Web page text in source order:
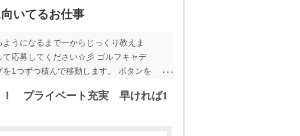
いてるお仕事
うになるまで一からじっくり教えま
て応募してください☆彡 ゴルフキャデ
1つずつ積んで移動します。 ボタンを
の手続きは全て会社が行います。 質問
す。
！ プライベート充実 早ければ1